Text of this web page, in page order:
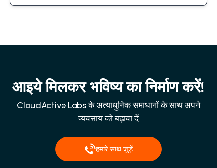
आइये मिलकर भविष्य का निर्माण करें!
CloudActive Labs के अत्याधुनिक समाधानों के साथ अपने
व्यवसाय को बढ़ावा दें
हमारे साथ जुड़ें